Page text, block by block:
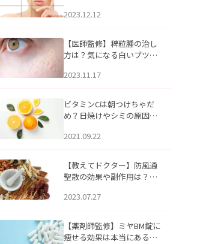
2023.12.12
【医師監修】稗粒腫の治し
方は？気になる白いブツブ
アについて
2023.11.17
ビタミンCは朝つけちゃだ
め？日焼けやシミの原因に
2021.09.22
【教えてドクター】防風通
聖散の効果や副作用は？長
2023.07.27
【薬剤師監修】ミヤBM錠に
痩せる効果は本当にある